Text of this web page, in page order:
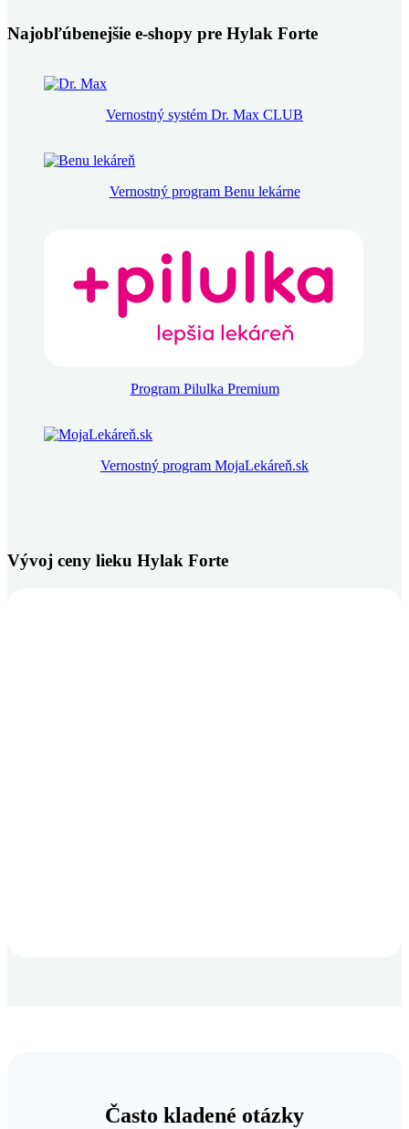
Najobľúbenejšie e-shopy pre Hylak Forte
Vernostný systém Dr. Max CLUB
Vernostný program Benu lekárne
Program Pilulka Premium
Vernostný program MojaLekáreň.sk
Vývoj ceny lieku Hylak Forte
Často kladené otázky